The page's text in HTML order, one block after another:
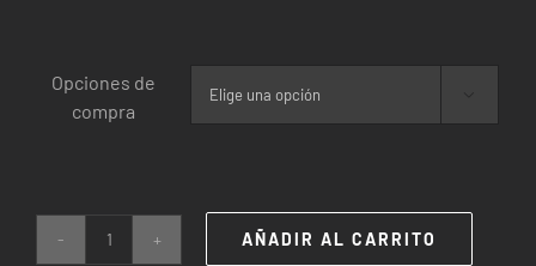
desde
Opciones de
compra
Porto
AÑADIR AL CARRITO